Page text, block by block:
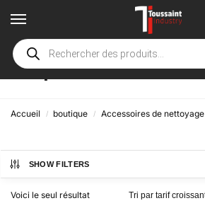
Clapet anti-retour
Accueil / boutique / Accessoires de nettoyage
SHOW FILTERS
Voici le seul résultat